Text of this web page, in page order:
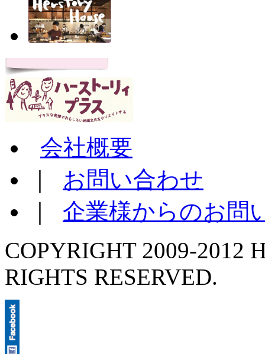
会社概要
お問い合わせ
企業様からのお問
COPYRIGHT 2009-2012
RIGHTS RESERVED.